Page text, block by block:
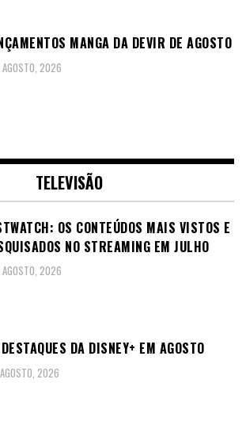
MANGA DA DEVIR DE AGOSTO
AGOSTO, 2026
TELEVISÃO
OS CONTEÚDOS MAIS VISTOS E
NO STREAMING EM JULHO
AGOSTO, 2026
DA DISNEY+ EM AGOSTO
2026